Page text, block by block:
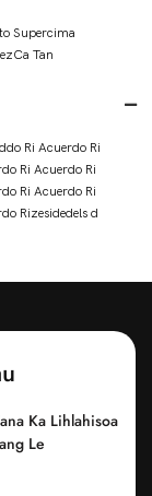
Supercima
Tan
Ri Acuerdo Ri
Ri Acuerdo Ri
Ri Acuerdo Ri
Rizesidedels d
Ka Lihlahisoa
Le